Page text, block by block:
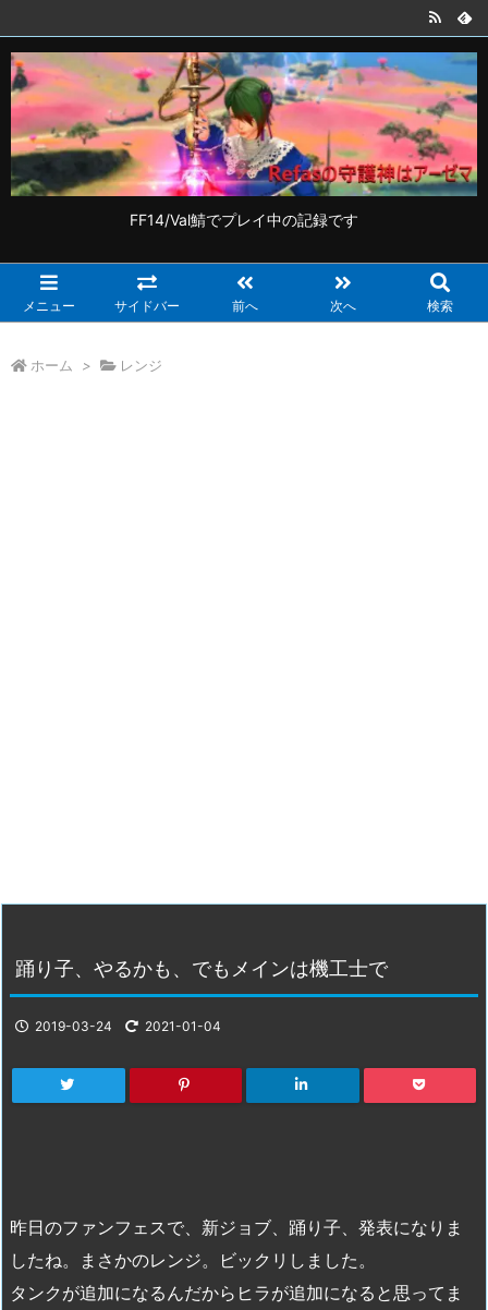
FF14/Val鯖でプレイ中の記録です
メニュー サイドバー 前へ 次へ 検索
ホーム > レンジ
踊り子、やるかも、でもメインは機工士で
2019-03-24 2021-01-04
昨日のファンフェスで、新ジョブ、踊り子、発表になりま
したね。まさかのレンジ。ビックリしました。
タンクが追加になるんだからヒラが追加になると思ってま